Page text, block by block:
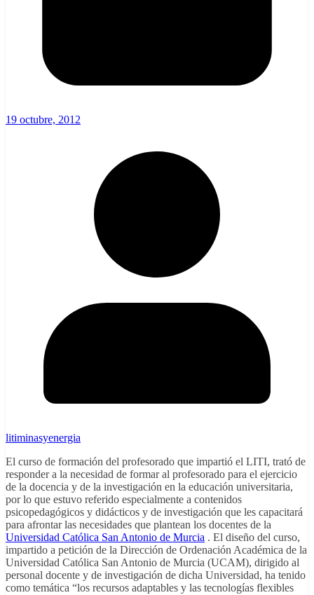
19 octubre, 2012
litiminasyenergia
El curso de formación del profesorado que impartió el LITI, trató de
responder a la necesidad de formar al profesorado para el ejercicio
de la docencia y de la investigación en la educación universitaria,
por lo que estuvo referido especialmente a contenidos
psicopedagógicos y didácticos y de investigación que les capacitará
para afrontar las necesidades que plantean los docentes de la
Universidad Católica San Antonio de Murcia . El diseño del curso,
impartido a petición de la Dirección de Ordenación Académica de la
Universidad Católica San Antonio de Murcia (UCAM), dirigido al
personal docente y de investigación de dicha Universidad, ha tenido
como temática “los recursos adaptables y las tecnologías flexibles